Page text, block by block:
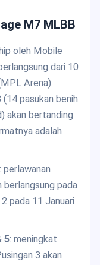
M7 MLBB
oleh Mobile
dari 10
Arena).
pasukan benih
akan bertanding
adalah
perlawanan
berlangsung pada
pada 11 Januari
5: meningkat
3 akan